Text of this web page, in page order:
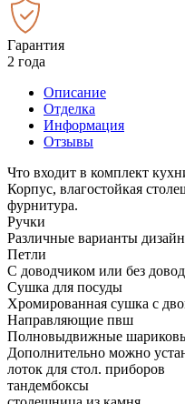
Гарантия
2 года
Описание
Отделка
Информация
Отзывы
Что входит в комплект
Корпус, влагостойкая
фурнитура.
Ручки
Различные варианты
Петли
С доводчиком или без
Сушка для посуды
Хромированная сушка с
Направляющие пвш
Полновыдвижные
Дополнительно можно
лоток для стол. приборов
тандембоксы